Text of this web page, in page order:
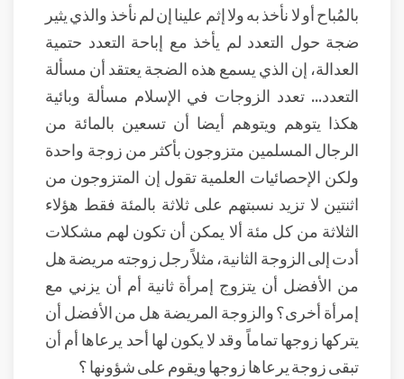
بالمُباح أو لا نأخذ به ولا إثم علينا إن لم نأخذ والذي يثير
ضجة حول التعدد لم يأخذ مع إباحة التعدد حتمية
العدالة، إن الذي يسمع هذه الضجة يعتقد أن مسألة
التعدد... تعدد الزوجات في الإسلام مسألة وبائية
هكذا يتوهم ويتوهم أيضا أن تسعين بالمائة من
الرجال المسلمين متزوجون بأكثر من زوجة واحدة
ولكن الإحصائيات العلمية تقول إن المتزوجون من
اثنتين لا تزيد نسبتهم على ثلاثة بالمئة فقط هؤلاء
الثلاثة من كل مئة ألا يمكن أن تكون لهم مشكلات
أدت إلى الزوجة الثانية، مثلاً رجل زوجته مريضة هل
من الأفضل أن يتزوج إمرأة ثانية أم أن يزني مع
إمرأة أخرى؟ والزوجة المريضة هل من الأفضل أن
يتركها زوجها تماماً وقد لا يكون لها أحد يرعاها أم أن
تبقى زوجة يرعاها زوجها ويقوم على شؤونها ؟